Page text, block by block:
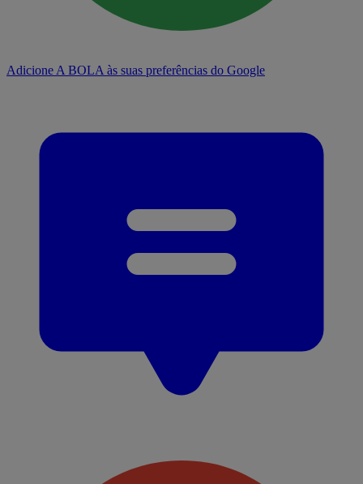
Adicione A BOLA às suas preferências do Google